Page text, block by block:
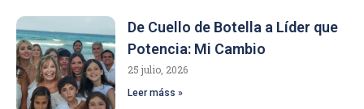
De Cuello de Botella a Líder que
Potencia: Mi Cambio
25 julio, 2026
Leer máss »